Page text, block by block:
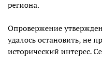
региона.
Опровержение
удалось остановить, не
исторический интерес.